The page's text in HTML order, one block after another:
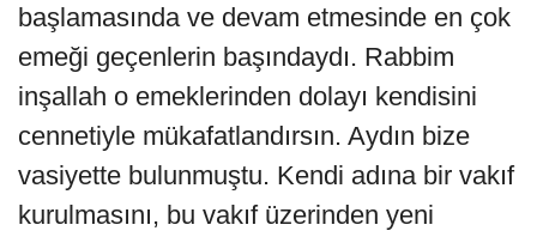
başlamasında ve devam etmesinde en çok
emeği geçenlerin başındaydı. Rabbim
inşallah o emeklerinden dolayı kendisini
cennetiyle mükafatlandırsın. Aydın bize
vasiyette bulunmuştu. Kendi adına bir vakıf
kurulmasını, bu vakıf üzerinden yeni